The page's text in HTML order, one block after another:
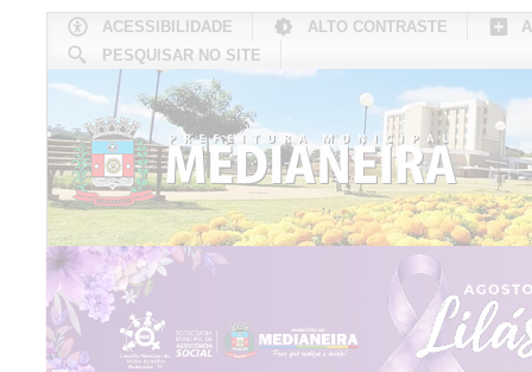
ACESSIBILIDADE ALTO CONTRASTE
PESQUISAR NO SITE
CONHEÇA MEDIANEIRA